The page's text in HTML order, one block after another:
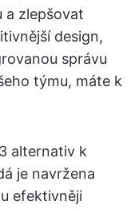
a zlepšovat
design,
správu
týmu, máte k
alternativ k
je navržena
efektivněji